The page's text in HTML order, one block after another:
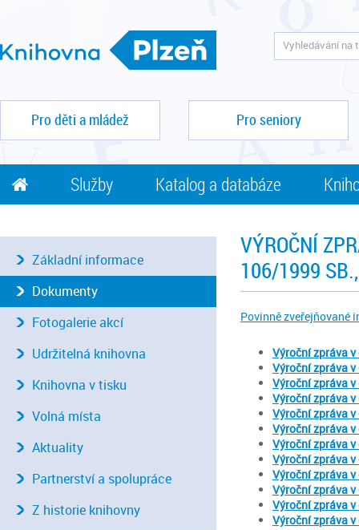
Pro děti a mládež Pro seniory
Služby Katalog a databáze
VÝROČNÍ
106/1999
Povinně zveřejňované
Výroční zpráva
Výroční zpráva
Výroční zpráva
Výroční zpráva
Výroční zpráva
Výroční zpráva
Výroční zpráva
Výroční zpráva
Výroční zpráva
Výroční zpráva
Výroční zpráva
Výroční zpráva
Základní informace
Dokumenty
Fotogalerie akcí
Udržitelná knihovna
Knihovna v tisku
Volná místa
Aktuality
Partnerství a spolupráce
Z historie knihovny